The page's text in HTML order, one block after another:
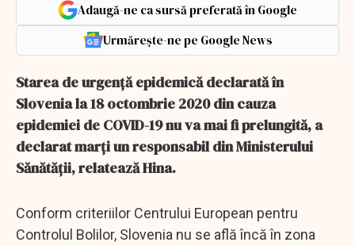
Adaugă-ne ca sursă preferată în Google
Urmărește-ne pe Google News
Starea de urgenţă epidemică declarată în
Slovenia la 18 octombrie 2020 din cauza
epidemiei de COVID-19 nu va mai fi prelungită, a
declarat marţi un responsabil din Ministerului
Sănătăţii, relatează Hina.
Conform criteriilor Centrului European pentru
Controlul Bolilor, Slovenia nu se află încă în zona